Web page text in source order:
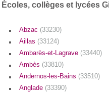
Écoles, collèges et lycées
Abzac (33230)
Aillas (33124)
Ambarès-et-Lagrave (33440)
Ambès (33810)
Andernos-les-Bains (33510)
Anglade (33390)